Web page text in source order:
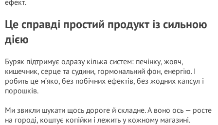
ефект.
Це справді простий продукт із сильною
дією
Буряк підтримує одразу кілька систем: печінку, жовч,
кишечник, серце та судини, гормональний фон, енергію. І
робить це м’яко, без побічних ефектів, без жодних капсул і
порошків.
Ми звикли шукати щось дороге й складне. А воно ось — росте
на городі, коштує копійки і лежить у кожному магазині.